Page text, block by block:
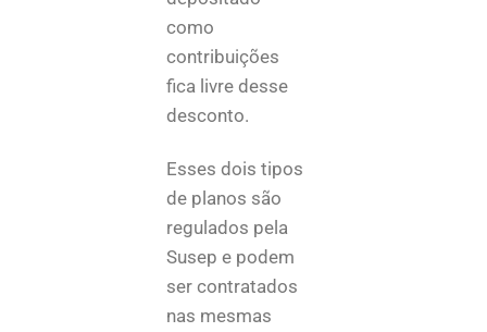
como
contribuições
fica livre desse
desconto.
Esses dois tipos
de planos são
regulados pela
Susep e podem
ser contratados
nas mesmas